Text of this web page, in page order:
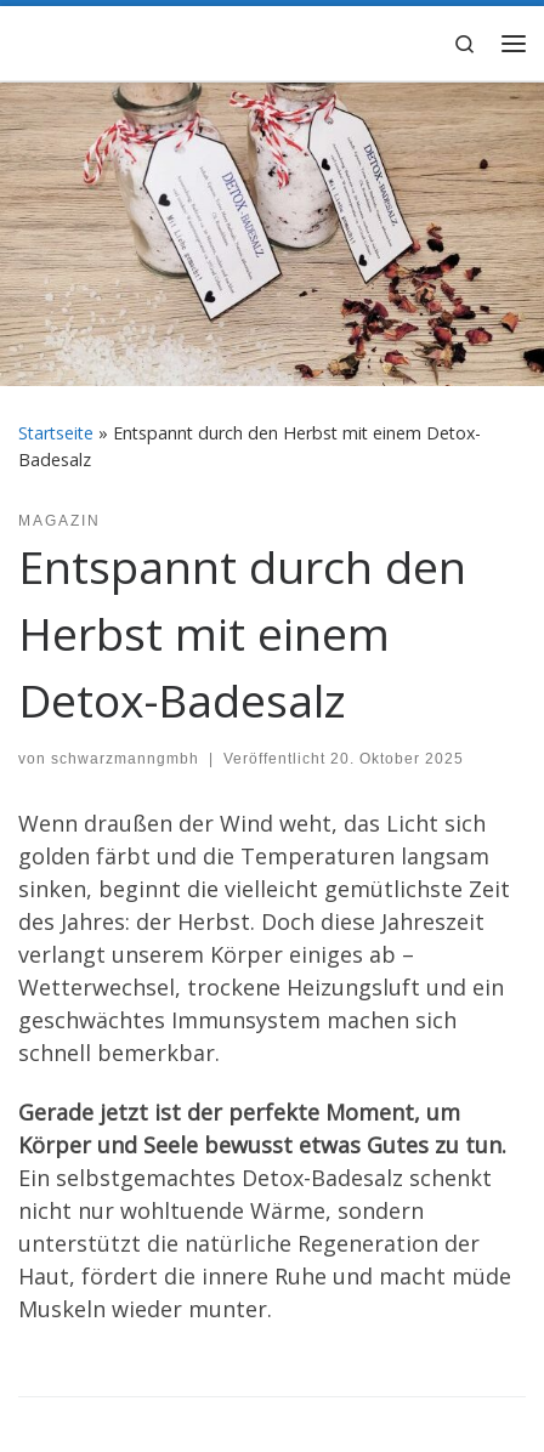
Search
Startseite » Entspannt durch den Herbst mit einem Detox-
Badesalz
MAGAZIN
Entspannt durch den
Herbst mit einem
Detox-Badesalz
von schwarzmanngmbh | Veröffentlicht 20. Oktober 2025
Wenn draußen der Wind weht, das Licht sich
golden färbt und die Temperaturen langsam
sinken, beginnt die vielleicht gemütlichste Zeit
des Jahres: der Herbst. Doch diese Jahreszeit
verlangt unserem Körper einiges ab –
Wetterwechsel, trockene Heizungsluft und ein
geschwächtes Immunsystem machen sich
schnell bemerkbar.
Gerade jetzt ist der perfekte Moment, um
Körper und Seele bewusst etwas Gutes zu tun.
Ein selbstgemachtes Detox-Badesalz schenkt
nicht nur wohltuende Wärme, sondern
unterstützt die natürliche Regeneration der
Haut, fördert die innere Ruhe und macht müde
Muskeln wieder munter.